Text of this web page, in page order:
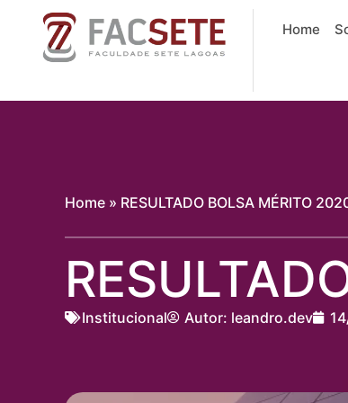
Home
Home » RESULTADO BOLSA MÉRITO
Institucional Autor: leandro.dev